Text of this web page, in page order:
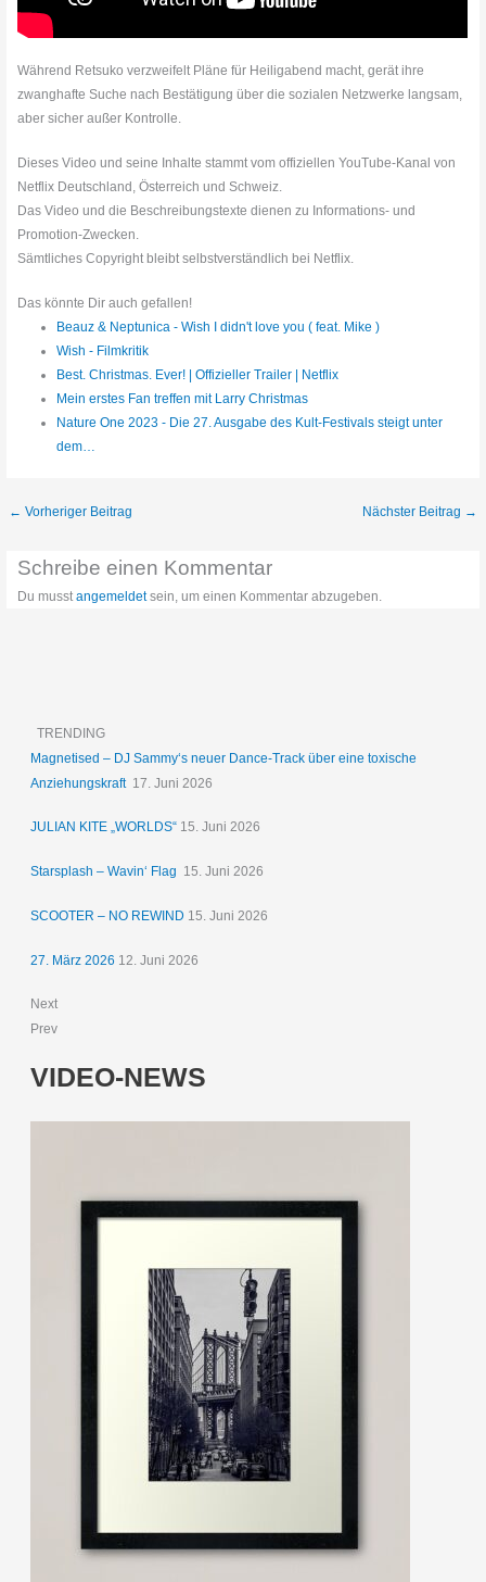
Während Retsuko verzweifelt Pläne für Heiligabend macht, gerät ihre
zwanghafte Suche nach Bestätigung über die sozialen Netzwerke langsam,
aber sicher außer Kontrolle.
Dieses Video und seine Inhalte stammt vom offiziellen YouTube-Kanal von
Netflix Deutschland, Österreich und Schweiz.
Das Video und die Beschreibungstexte dienen zu Informations- und
Promotion-Zwecken.
Sämtliches Copyright bleibt selbstverständlich bei Netflix.
Das könnte Dir auch gefallen!
Beauz & Neptunica - Wish I didn't love you ( feat. Mike )
Wish - Filmkritik
Best. Christmas. Ever! | Offizieller Trailer | Netflix
Mein erstes Fan treffen mit Larry Christmas
Nature One 2023 - Die 27. Ausgabe des Kult-Festivals steigt unter
dem…
← Vorheriger Beitrag Nächster Beitrag →
Schreibe einen Kommentar
Du musstangemeldetsein, um einen Kommentar abzugeben.
TRENDING
Magnetised – DJ Sammy‘s neuer Dance-Track über eine toxische
Anziehungskraft 17. Juni 2026
JULIAN KITE „WORLDS“ 15. Juni 2026
Starsplash – Wavin‘ Flag 15. Juni 2026
SCOOTER – NO REWIND 15. Juni 2026
27. März 2026 12. Juni 2026
Next
Prev
VIDEO-NEWS